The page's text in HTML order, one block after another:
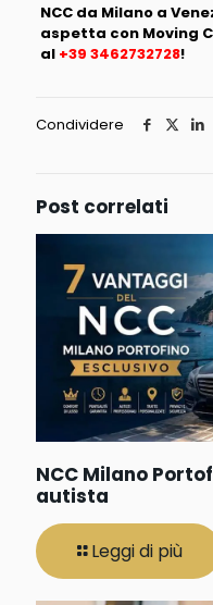
NCC da Milano a
aspetta con Moving
al +39 3462732728!
Condividere
Post correlati
NCC Milano
autista
Leggi di più